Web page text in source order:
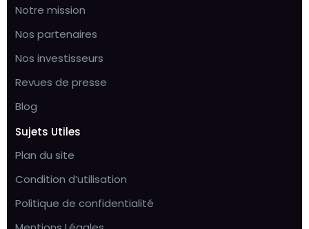
Notre mission
Nos partenaires
Nos investisseurs
Revues de presse
Blog
Sujets Utiles
Plan du site
Condition d’utilisation
Politique de confidentialité